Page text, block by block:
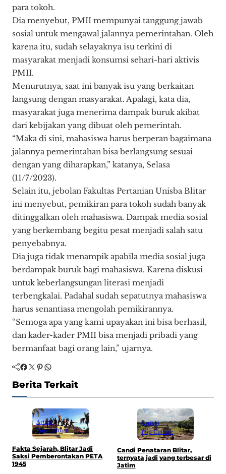
para tokoh.
Dia menyebut, PMII mempunyai tanggung jawab
sosial untuk mengawal jalannya pemerintahan. Oleh
karena itu, sudah selayaknya isu terkini di
masyarakat menjadi konsumsi sehari-hari aktivis
PMII.
Menurutnya, saat ini banyak isu yang berkaitan
langsung dengan masyarakat. Apalagi, kata dia,
masyarakat juga menerima dampak buruk akibat
dari kebijakan yang dibuat oleh pemerintah.
“Maka di sini, mahasiswa harus berperan bagaimana
jalannya pemerintahan bisa berlangsung sesuai
dengan yang diharapkan,” katanya, Selasa
(11/7/2023).
Selain itu, jebolan Fakultas Pertanian Unisba Blitar
ini menyebut, pemikiran para tokoh sudah banyak
ditinggalkan oleh mahasiswa. Dampak media sosial
yang berkembang begitu pesat menjadi salah satu
penyebabnya.
Dia juga tidak menampik apabila media sosial juga
berdampak buruk bagi mahasiswa. Karena diskusi
untuk keberlangsungan literasi menjadi
terbengkalai. Padahal sudah sepatutnya mahasiswa
harus senantiasa mengolah pemikirannya.
“Semoga apa yang kami upayakan ini bisa berhasil,
dan kader-kader PMII bisa menjadi pribadi yang
bermanfaat bagi orang lain,” ujarnya.
Facebook Twitter Pinterest WhatsApp
Berita Terkait
Artikel
Pop Culture
Fakta Sejarah, Blitar Jadi
Saksi Pemberontakan PETA
1945
Artikel
Pop Culture
Candi Penataran Blitar,
ternyata jadi yang terbesar di
Jatim